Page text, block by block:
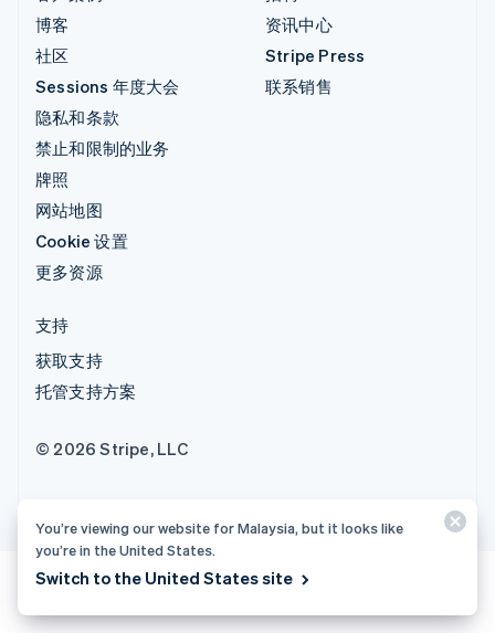
博客
社区
Sessions 年度大会
隐私和条款
禁止和限制的业务
牌照
网站地图
Cookie 设置
更多资源
资讯中心
Stripe Press
联系销售
支持
获取支持
托管支持方案
© 2026 Stripe, LLC
You’re viewing our website for Malaysia, but it looks like
you’re in the United States.
Switch to the United States site